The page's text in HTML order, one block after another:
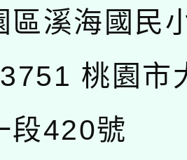
區溪海國民
桃園市
段420號